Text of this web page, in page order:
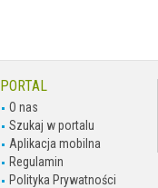
PORTAL
O nas
Szukaj w portalu
Aplikacja mobilna
Regulamin
Polityka Prywatności